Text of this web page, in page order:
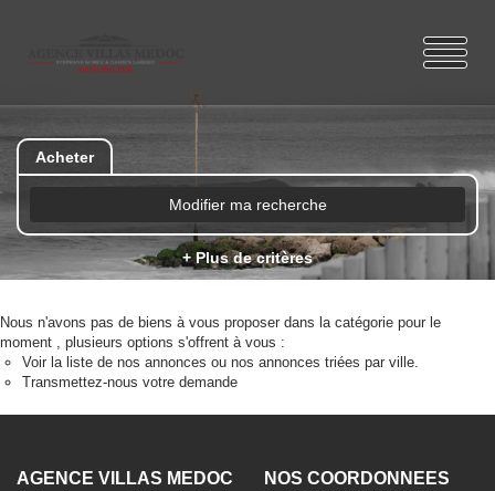
Acheter
Modifier ma recherche
+ Plus de critères
Nous n'avons pas de biens à vous proposer dans la catégorie pour le
moment , plusieurs options s'offrent à vous :
Voir la liste de nos annonces ou nos annonces triées par ville.
Transmettez-nous votre demande
AGENCE VILLAS MÉDOC NOS COORDONNÉES